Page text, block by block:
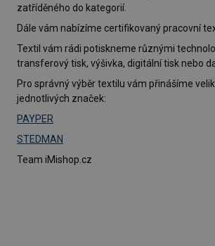
zatříděného do kategorií.
Dále vám nabízíme certifikovaný pracovní
Textil vám rádi potiskneme různými
transferový tisk, výšivka, digitální tisk nebo
Pro správný výběr textilu vám přinášíme
jednotlivých značek:
PAYPER
STEDMAN
Team iMishop.cz